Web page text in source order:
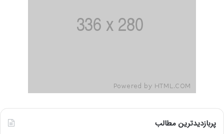
پربازدیدترین مطالب